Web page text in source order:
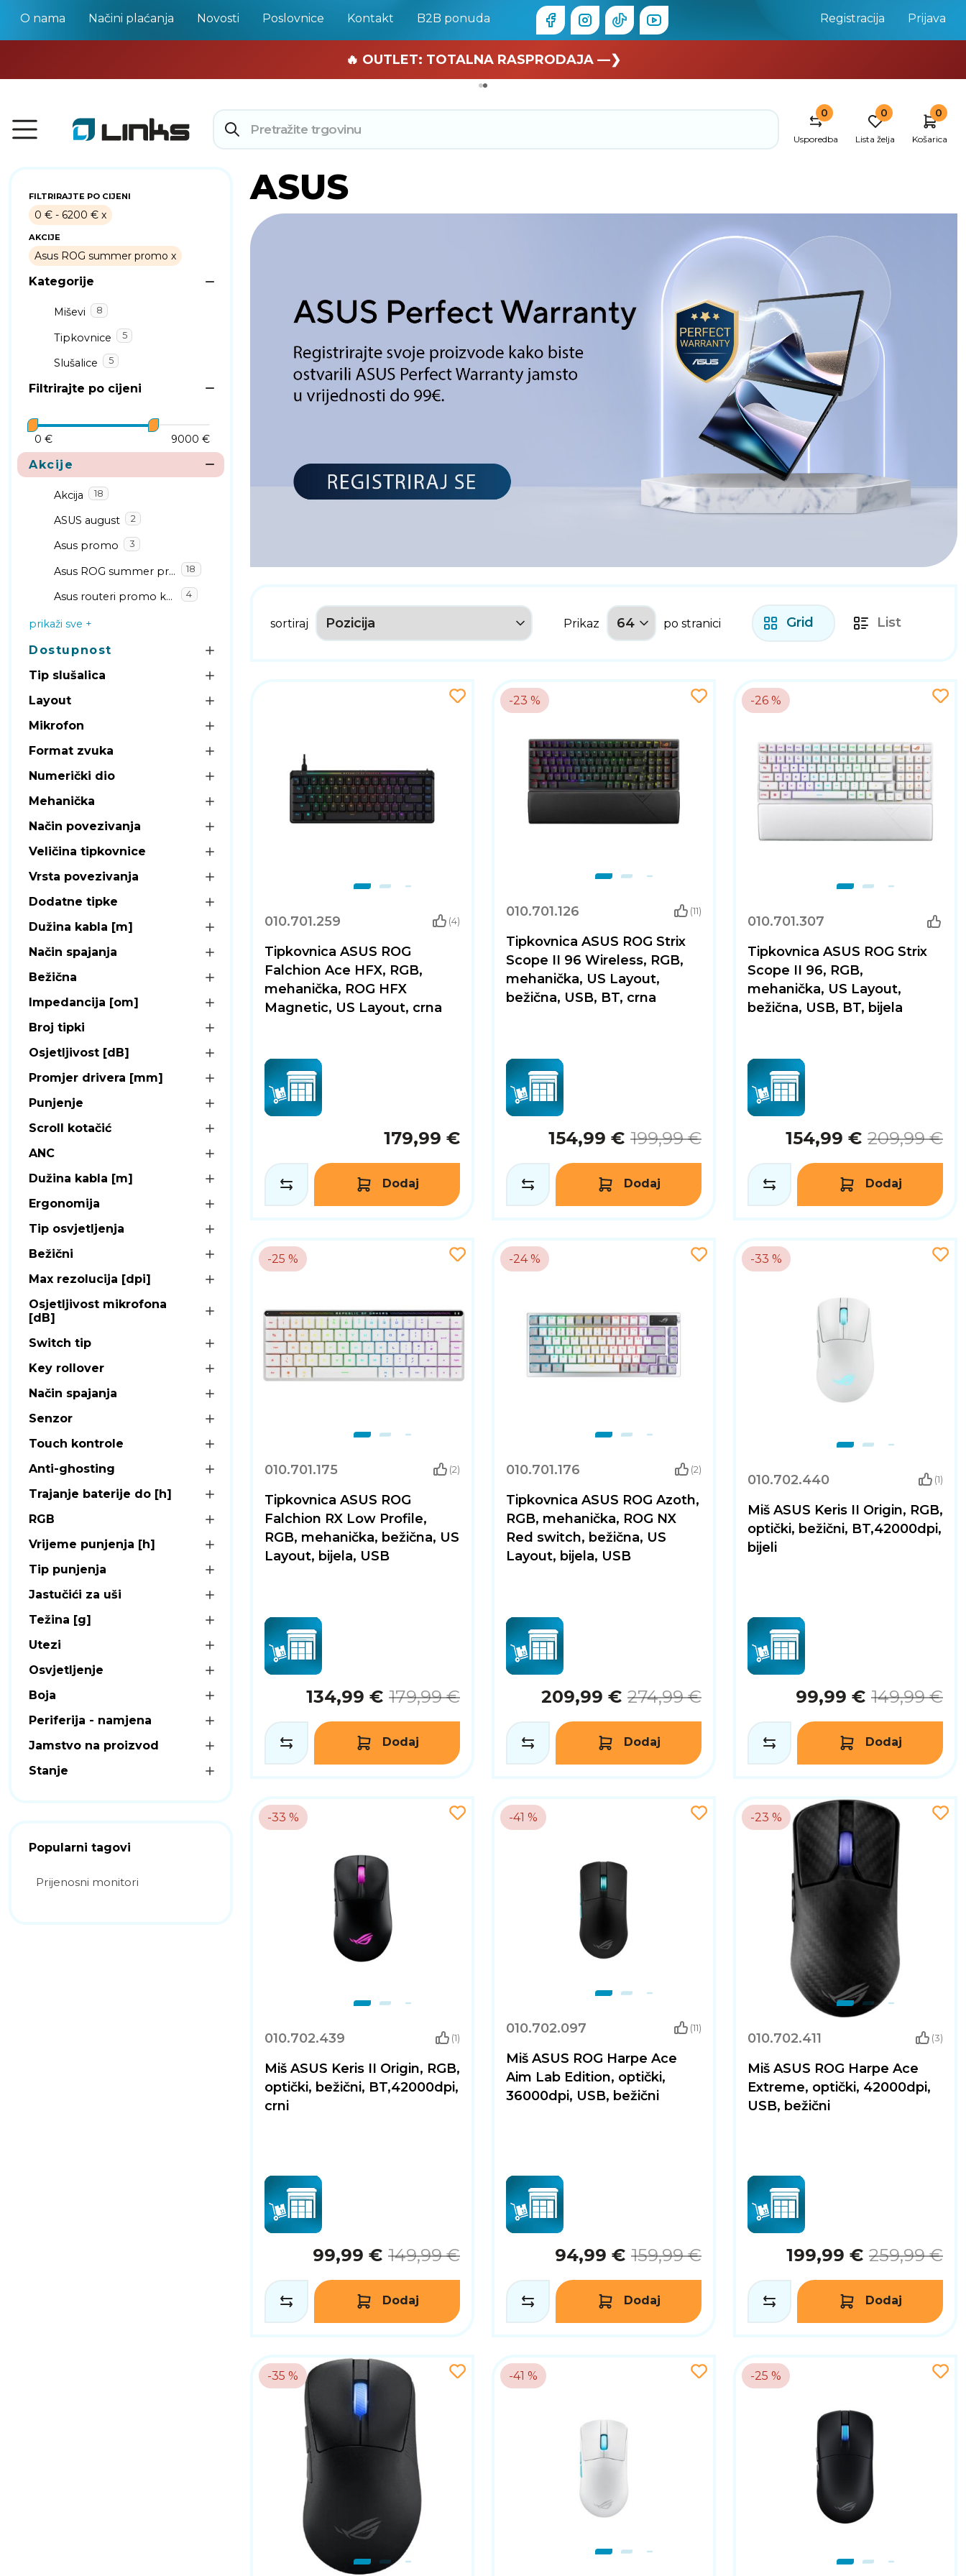
O nama Načini plaćanja Novosti Poslovnice Kontakt B2B ponuda Registracija Prijava
🏄 Zaslužuješ odmor —❯
🔥 OUTLET: TOTALNA RASPRODAJA —❯
0
Usporedba
0
Lista želja
0
Košarica
FILTRIRAJTE PO CIJENI
0 € - 6200 €
AKCIJE
Asus ROG summer promo
Kategorije
Miševi 8
Tipkovnice 5
Slušalice 5
Filtrirajte po cijeni
0 € 9000 €
Akcije
Akcija 18
ASUS august 2
Asus promo 3
Asus ROG summer promo 18
Asus routeri promo kolovoz 4
prikaži sve
Dostupnost
Tip slušalica
Layout
Mikrofon
Format zvuka
Numerički dio
Mehanička
Način povezivanja
Veličina tipkovnice
Vrsta povezivanja
Dodatne tipke
Dužina kabla [m]
Način spajanja
Bežična
Impedancija [om]
Broj tipki
Osjetljivost [dB]
Promjer drivera [mm]
Punjenje
Scroll kotačić
ANC
Dužina kabla [m]
Ergonomija
Tip osvjetljenja
Bežični
Max rezolucija [dpi]
Osjetljivost mikrofona
[dB]
Switch tip
Key rollover
Način spajanja
Senzor
Touch kontrole
Anti-ghosting
Trajanje baterije do [h]
RGB
Vrijeme punjenja [h]
Tip punjenja
Jastučići za uši
Težina [g]
Utezi
Osvjetljenje
Boja
Periferija - namjena
Jamstvo na proizvod
Stanje
Popularni tagovi
Prijenosni monitori
ASUS
sortiraj Prikaz po stranici Grid List
010.701.259 (4)
Tipkovnica ASUS ROG
Falchion Ace HFX, RGB,
mehanička, ROG HFX
Magnetic, US Layout, crna
179,99 €
Dodaj
-23 %
010.701.126 (11)
Tipkovnica ASUS ROG Strix
Scope II 96 Wireless, RGB,
mehanička, US Layout,
bežična, USB, BT, crna
154,99 € 199,99 €
Dodaj
-26 %
010.701.307
Tipkovnica ASUS ROG Strix
Scope II 96, RGB,
mehanička, US Layout,
bežična, USB, BT, bijela
154,99 € 209,99 €
Dodaj
-25 %
010.701.175 (2)
Tipkovnica ASUS ROG
Falchion RX Low Profile,
RGB, mehanička, bežična, US
Layout, bijela, USB
134,99 € 179,99 €
Dodaj
-24 %
010.701.176 (2)
Tipkovnica ASUS ROG Azoth,
RGB, mehanička, ROG NX
Red switch, bežična, US
Layout, bijela, USB
209,99 € 274,99 €
Dodaj
-33 %
010.702.440 (1)
Miš ASUS Keris II Origin, RGB,
optički, bežični, BT,42000dpi,
bijeli
99,99 € 149,99 €
Dodaj
-33 %
010.702.439 (1)
Miš ASUS Keris II Origin, RGB,
optički, bežični, BT,42000dpi,
crni
99,99 € 149,99 €
Dodaj
-41 %
010.702.097 (11)
Miš ASUS ROG Harpe Ace
Aim Lab Edition, optički,
36000dpi, USB, bežični
94,99 € 159,99 €
Dodaj
-23 %
010.702.411 (3)
Miš ASUS ROG Harpe Ace
Extreme, optički, 42000dpi,
USB, bežični
199,99 € 259,99 €
Dodaj
-35 % -41 % -25 %